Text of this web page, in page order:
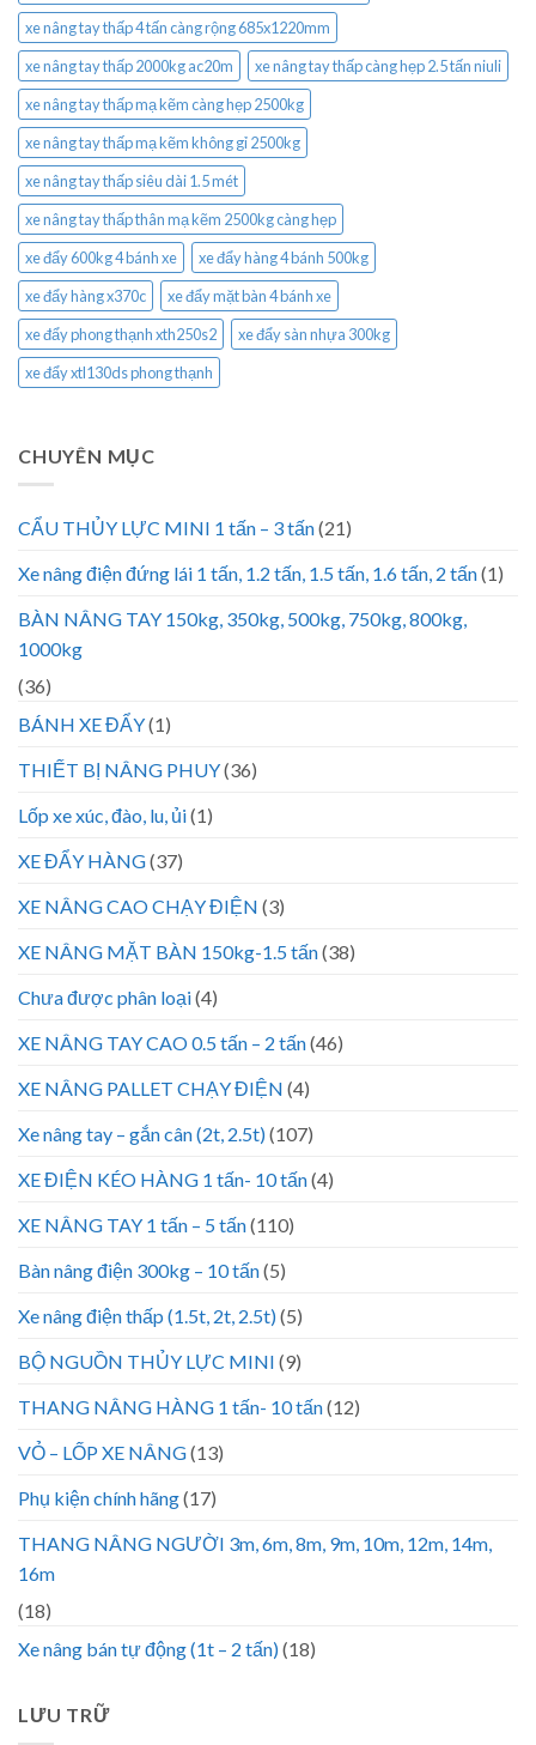
xe nâng tay thấp 4 tấn càng rộng 685x1220mm
xe nâng tay thấp 2000kg ac20m
xe nâng tay thấp càng hẹp 2.5 tấn niuli
xe nâng tay thấp mạ kẽm càng hẹp 2500kg
xe nâng tay thấp mạ kẽm không gỉ 2500kg
xe nâng tay thấp siêu dài 1.5 mét
xe nâng tay thấp thân mạ kẽm 2500kg càng hẹp
xe đẩy 600kg 4 bánh xe
xe đẩy hàng 4 bánh 500kg
xe đẩy hàng x370c
xe đẩy mặt bàn 4 bánh xe
xe đẩy phong thạnh xth250s2
xe đẩy sàn nhựa 300kg
xe đẩy xtl130ds phong thạnh
CHUYÊN MỤC
CẨU THỦY LỰC MINI 1 tấn – 3 tấn(21)
Xe nâng điện đứng lái 1 tấn, 1.2 tấn, 1.5 tấn, 1.6 tấn, 2 tấn(1)
BÀN NÂNG TAY 150kg, 350kg, 500kg, 750kg, 800kg,
1000kg
(36)
BÁNH XE ĐẨY(1)
THIẾT BỊ NÂNG PHUY(36)
Lốp xe xúc, đào, lu, ủi(1)
XE ĐẨY HÀNG(37)
XE NÂNG CAO CHẠY ĐIỆN (3)
XE NÂNG MẶT BÀN 150kg-1.5 tấn(38)
Chưa được phân loại(4)
XE NÂNG TAY CAO 0.5 tấn – 2 tấn(46)
XE NÂNG PALLET CHẠY ĐIỆN (4)
Xe nâng tay – gắn cân (2t, 2.5t)(107)
XE ĐIỆN KÉO HÀNG 1 tấn- 10 tấn(4)
XE NÂNG TAY 1 tấn – 5 tấn(110)
Bàn nâng điện 300kg – 10 tấn(5)
Xe nâng điện thấp (1.5t, 2t, 2.5t)(5)
BỘ NGUỒN THỦY LỰC MINI (9)
THANG NÂNG HÀNG 1 tấn- 10 tấn(12)
VỎ – LỐP XE NÂNG(13)
Phụ kiện chính hãng(17)
THANG NÂNG NGƯỜI 3m, 6m, 8m, 9m, 10m, 12m, 14m,
16m
(18)
Xe nâng bán tự động (1t – 2 tấn)(18)
LƯU TRỮ